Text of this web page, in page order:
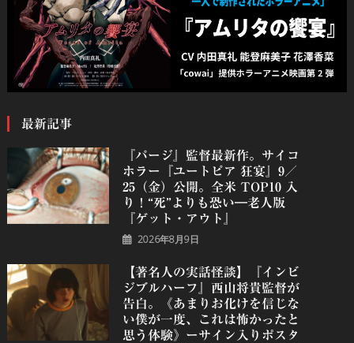
最新記事
『パージ』監督最新作。サイコ
ホラー『ユートピア 狂宴』9／
25（金）公開。全米 TOP10 入
り！“死”よりも恐い―老人版
『ゲット・アウト』
2026年8月9日
【著名人の実話怪談】『インビ
ジブルハーフ』⻄⼭将貴監督が
告白。《あまりお化けを信じな
い僕が一度、これは怖かったと
思う体験》ーサイン入りポスタ